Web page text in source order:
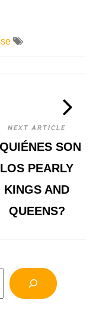
NEXT ARTICLE
SON
LOS PEARLY
KINGS AND
QUEENS?